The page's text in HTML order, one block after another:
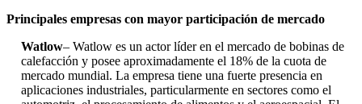
Principales empresas con mayor participación de mercado
Watlow– Watlow es un actor líder en el mercado de bobinas de
calefacción y posee aproximadamente el 18% de la cuota de
mercado mundial. La empresa tiene una fuerte presencia en
aplicaciones industriales, particularmente en sectores como el